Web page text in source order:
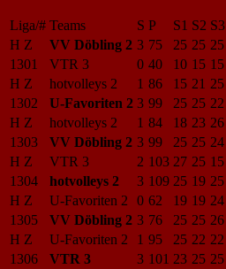
Liga/# Teams S P S1 S2 S3
H Z
VV Döbling 2 3 75 25 25 25
1301
VTR 3 0 40 10 15 15
H Z
hotvolleys 2 1 86 15 21 25
1302
U-Favoriten 2 3 99 25 25 22
H Z
hotvolleys 2 1 84 18 23 26
1303
VV Döbling 2 3 99 25 25 24
H Z
VTR 3 2 103 27 25 15
1304
hotvolleys 2 3 109 25 19 25
H Z
U-Favoriten 2 0 62 19 19 24
1305
VV Döbling 2 3 76 25 25 26
H Z
U-Favoriten 2 1 95 25 22 22
1306
VTR 3 3 101 23 25 25